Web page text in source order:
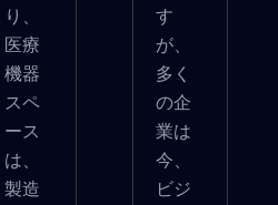
り、
医療
機器
スペ
ース
は、
製造
す
が、
多く
の企
業は
今、
ビジ